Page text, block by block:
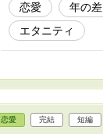
恋愛 年の差
エタニティ
恋愛 完結 短編